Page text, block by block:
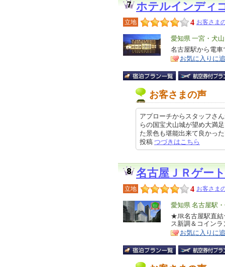
ホテルインデ
立地 4 お客さま
エ
リ
ア
愛知県 一宮・犬
特
徴
名古屋駅から電
お気に入りに
お客さまの声
アプローチからスタッフさ
らの国宝犬山城が望め大満
た景色も堪能出来て良かっ
投稿 つづきはこちら
名古屋ＪＲゲー
立地 4 お客さま
エ
リ
ア
愛知県 名古屋駅
特
徴
★JR名古屋駅直
ス新調＆コイン
お気に入りに